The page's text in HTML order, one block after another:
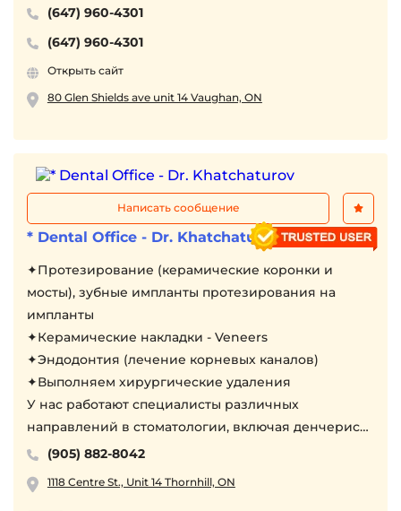
носки
большинства страховых компаний, если Ваш план
имеет эту опцию
Работаем до 8 вечера и в выходные.
(647) 960-4301
(647) 960-4301
Открыть сайт
80 Glen Shields ave unit 14 Vaughan, ON
Написать сообщение
* Dental Office - Dr. Khatchaturov
✦Протезирование (керамические коронки и
мосты), зубные импланты протезирования на
импланты
✦Керамические накладки - Veneers
✦Эндодонтия (лечение корневых каналов)
✦Выполняем хирургические удаления
У нас работают специалисты различных
направлений в стоматологии, включая денчерист
Клиника оснащена современным оборудованием
(905) 882-8042
1118 Centre St., Unit 14 Thornhill, ON